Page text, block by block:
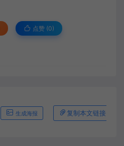
点赞 (0)
生成海报 复制本文链接